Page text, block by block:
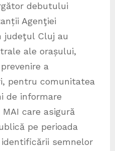
debutului
Agenţiei
judeţul Cluj au
ale orașului,
a
pentru comunitatea
de informare
care asigură
pe perioada
semnelor